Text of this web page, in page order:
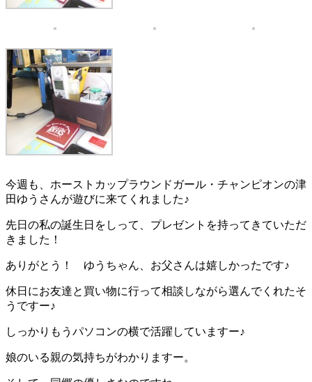
今週も、ホーストカップラウンドガール・チャンピオンの津
田ゆうさんが遊びに来てくれました♪
先日の私の誕生日をしって、プレゼントを持ってきていただ
きました！
ありがとう！ ゆうちゃん、お父さんは嬉しかったです♪
休日にお友達と買い物に行って相談しながら選んでくれたそ
うですー♪
しっかりもうパソコンの横で活躍していますー♪
娘のいる親の気持ちがわかりますー。